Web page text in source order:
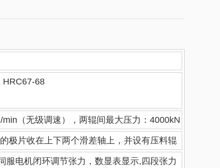
HRC67-68
（无级调速），两辊间最大压力：4000kN
极片收在上下两个滑差轴上，并设有压料辊
电机闭环调节张力，数显表显示,四段张力